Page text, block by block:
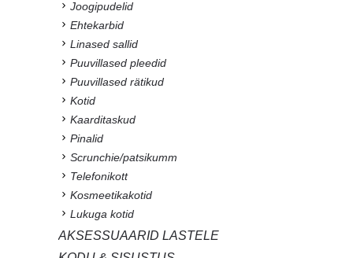
Joogipudelid
Ehtekarbid
Linased sallid
Puuvillased pleedid
Puuvillased rätikud
Kotid
Kaarditaskud
Pinalid
Scrunchie/patsikumm
Telefonikott
Kosmeetikakotid
Lukuga kotid
AKSESSUAARID LASTELE